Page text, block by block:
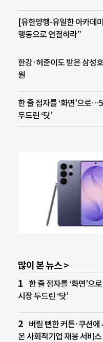
[유한양행-유일한 아카데
행동으로 연결하라”
한강·허준이도 받은 삼성
원
한 줄 점자를 ‘화면’으로
두드린 ‘닷’
많이 본 뉴스 >
한 줄 점자를 ‘화면’으
시장 두드린 ‘닷’
버릴 뻔한 커튼·쿠션
온 사회적기업 재봉 서비스